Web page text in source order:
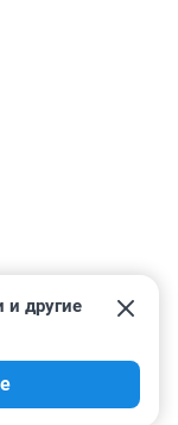
и другие